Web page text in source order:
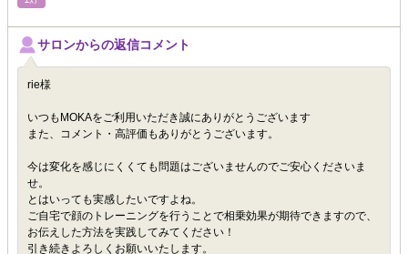
サロンからの返信コメント
rie様
いつもMOKAをご利用いただき誠にありがとうございます
また、コメント・高評価もありがとうございます。
今は変化を感じにくくても問題はございませんのでご安心くださいま
せ。
とはいっても実感したいですよね。
ご自宅で顔のトレーニングを行うことで相乗効果が期待できますので、
お伝えした方法を実践してみてください！
引き続きよろしくお願いいたします。